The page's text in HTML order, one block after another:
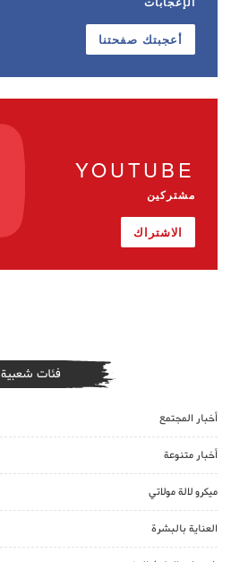
أعجبتك صفحتنا
YOUTUBE
مشتركين
الاشتراك
فئات شعبية
أخبار المجتمع
أخبار متنوعة
ميكرو لالة مولاتي
العناية بالبشرة